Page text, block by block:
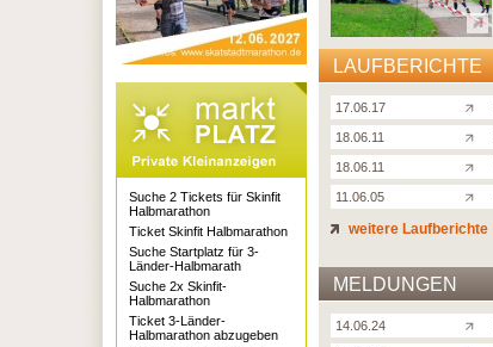
LAUFBERICHTE
17.06.17
18.06.11
18.06.11
11.06.05
weitere Laufberichte
MELDUNGEN
14.06.24
Suche 2 Tickets für Skinfit
Halbmarathon
Ticket Skinfit Halbmarathon
Suche Startplatz für 3-
Länder-Halbmarath
Suche 2x Skinfit-
Halbmarathon
Ticket 3-Länder-
Halbmarathon abzugeben